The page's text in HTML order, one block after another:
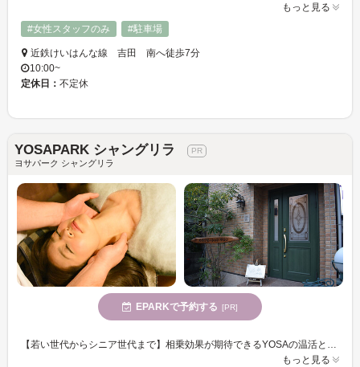
もっと見る
#女性スタッフのみ
#駐車場
近鉄けいはんな線 吉田 南へ徒歩7分
10:00~
定休日： 不定休
YOSAPARK シャングリラ
ヨサパーク シャングリラ
EPARKで予約する [PR]
【若い世代からシニア世代まで】相乗効果が期待できるYOSAの温活とカイロプラクティックのセットがおすすめです☆肩・腰・ひざ関節の違和感に◎
もっと見る